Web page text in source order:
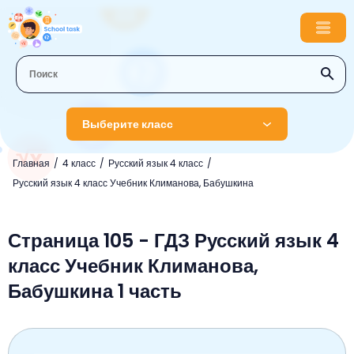
Выберите класс
Главная 4 класс
Русский язык 4 класс
Русский язык 4 класс Учебник Климанова, Бабушкина
1 класс
Русский язык
Литературное чтение
Окружающий мир
Математика
Математика
Английский язык
Информатика
Литературное чтение
3 класс
Музыка
Окружающий мир
4 класс
Страница 105 - ГДЗ Русский язык 4
класс Учебник Климанова,
Бабушкина 1 часть